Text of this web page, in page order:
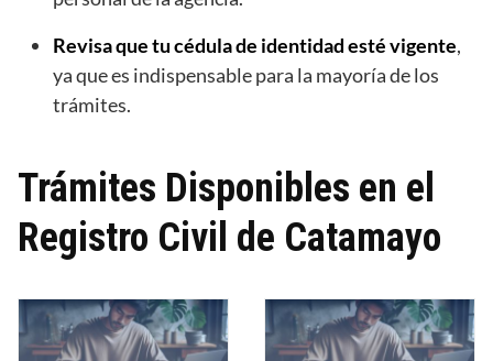
Revisa que tu cédula de identidad esté vigente,
ya que es indispensable para la mayoría de los
trámites.
Trámites Disponibles en el
Registro Civil de Catamayo